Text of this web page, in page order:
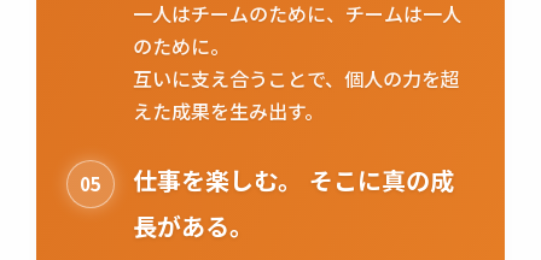
一人はチームのために、チームは一人
のために。
互いに支え合うことで、個人の力を超
えた成果を生み出す。
05
仕事を楽しむ。 そこに真の成
長がある。